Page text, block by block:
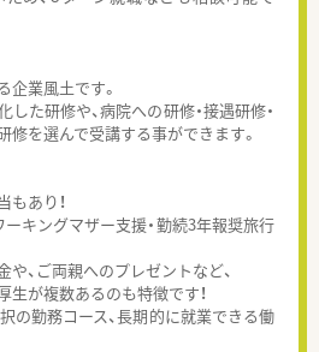
業風土です。
た研修や、病院への研修・接遇研修・
を選んで受講する事ができます。
あり！
キングマザー支援・勤続3年報奨旅行
、ご両親へのプレゼントなど、
が複数あるのも特徴です！
の勤務コース、長期的に就業できる働